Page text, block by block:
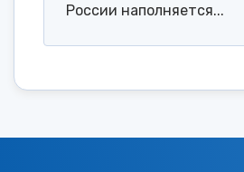
России наполняется...